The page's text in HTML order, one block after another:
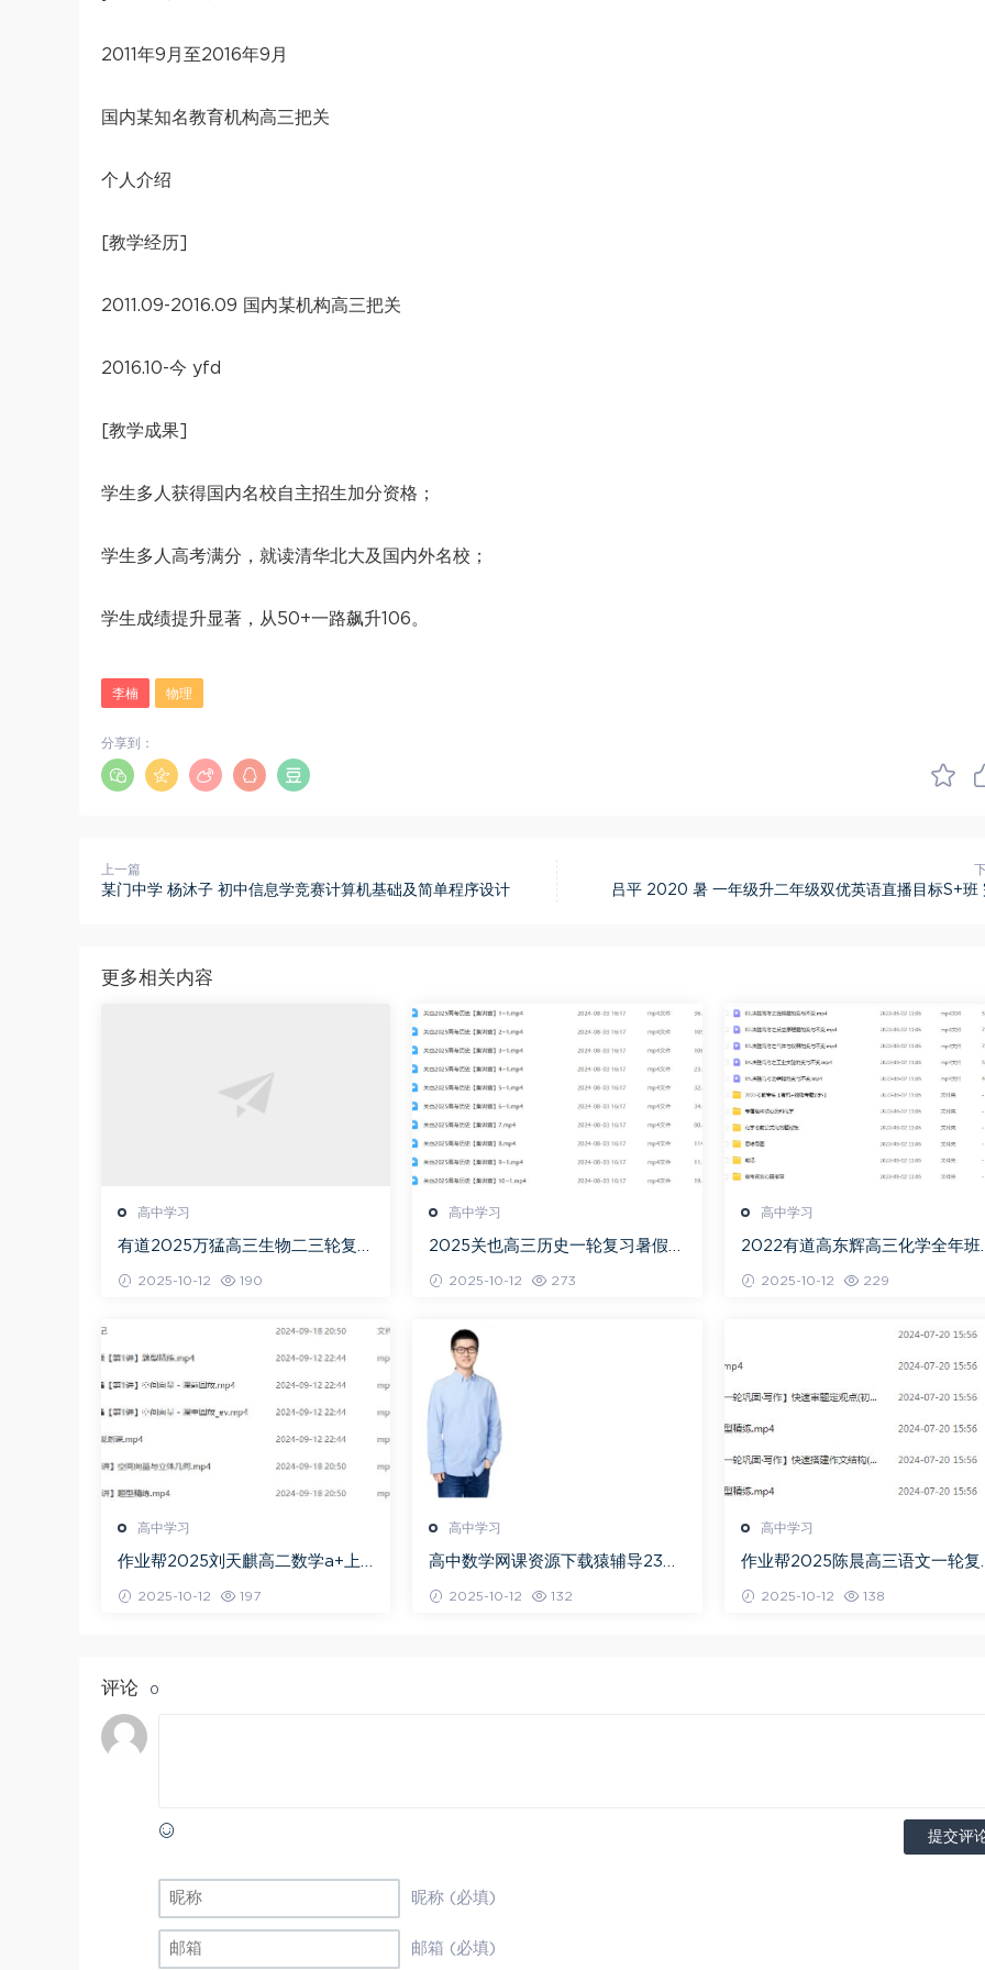
2011年9月至2016年9月
国内某知名教育机构高三把关
个人介绍
[教学经历]
2011.09-2016.09 国内某机构高三把关
2016.10-今 yfd
[教学成果]
学生多人获得国内名校自主招生加分资格；
学生多人高考满分，就读清华北大及国内外名校；
学生成绩提升显著，从50+一路飙升106。
李楠 物理
分享到：
上一篇
某门中学 杨沐子 初中信息学竞赛计算机基础及简单程序设计 吕平 2020 暑 一年级升二年级双优英语直播目标S+班
更多相关内容
高中学习
有道2025万猛高三生物二三轮复习
2025-10-12 190
高中学习
2025关也高三历史一轮复习暑假班
2025-10-12 273
高中学习
2022有道高东辉高三化学全年班
2025-10-12 229
高中学习
作业帮2025刘天麒高二数学a+上
2025-10-12 197
高中学习
高中数学网课资源下载猿辅导23年
2025-10-12 132
高中学习
作业帮2025陈晨高三语文一轮复
2025-10-12 138
评论 0
提交评
昵称 (必填)
邮箱 (必填)